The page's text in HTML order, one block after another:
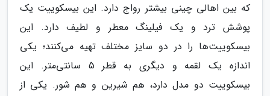
که بین اهالی چینی بیشتر رواج دارد. این بیسکوییت یک
پوشش ترد و یک فیلینگ معطر و لطیف دارد. این
بیسکوییت‌ها را در دو سایز مختلف تهیه می‌کنند؛ یکی
اندازه یک لقمه و دیگری به قطر 5 سانتی‌متر. این
بیسکوییت دو مدل دارد، هم شیرین و هم شور. یکی از